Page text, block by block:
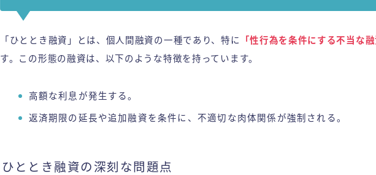
「ひととき融資」とは、個人間融資の一種であり、特に 「性行為を条件にする不当な融
す。この形態の融資は、以下のような特徴を持っています。
高額な利息が発生する。
返済期限の延長や追加融資を条件に、不適切な肉体関係が強制される。
ひととき融資の深刻な問題点